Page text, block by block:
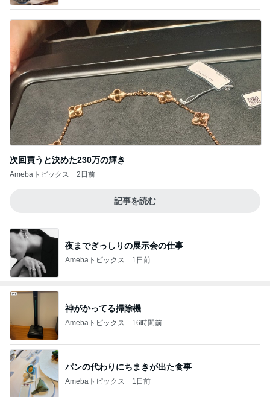
次回買うと決めた230万の輝き
Amebaトピックス 2日前
記事を読む
夜までぎっしりの展示会の仕事
Amebaトピックス 1日前
神がかってる掃除機
Amebaトピックス 16時間前
パンの代わりにちまきが出た食事
Amebaトピックス 1日前